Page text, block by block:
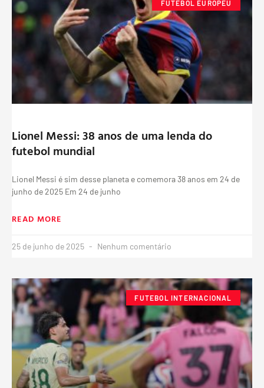
FUTEBOL EUROPEU
Lionel Messi: 38 anos de uma lenda do
futebol mundial
Lionel Messi é sim desse planeta e comemora 38 anos em 24 de
junho de 2025 Em 24 de junho
READ MORE
25 de junho de 2025 Nenhum comentário
FUTEBOL INTERNACIONAL